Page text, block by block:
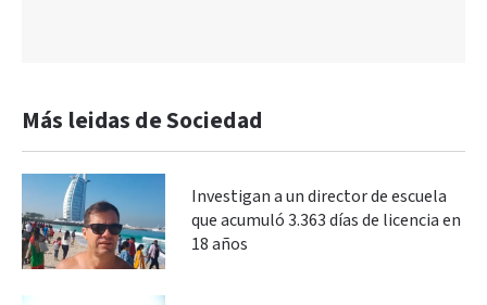
Más leidas de Sociedad
Investigan a un director de escuela
que acumuló 3.363 días de licencia en
18 años